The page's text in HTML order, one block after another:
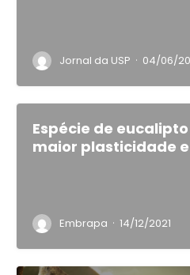
Jornal da USP · 04/06/
Espécie de
maior plasticidade
Embrapa · 14/12/2021